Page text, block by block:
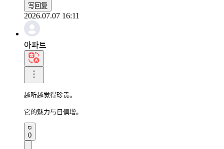
写回复
2026.07.07 16:11
아파트
越听越觉得珍贵。
它的魅力与日俱增。
0